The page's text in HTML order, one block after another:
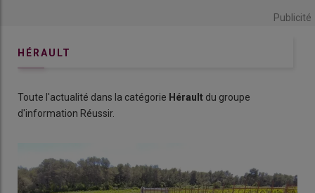
Publicité
HÉRAULT
Toute l'actualité dans la catégorie Hérault du groupe
d'information Réussir.